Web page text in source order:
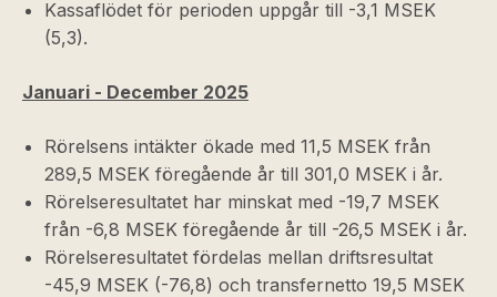
Kassaflödet för perioden uppgår till -3,1 MSEK
(5,3).
Januari - December 2025
Rörelsens intäkter ökade med 11,5 MSEK från
289,5 MSEK föregående år till 301,0 MSEK i år.
Rörelseresultatet har minskat med -19,7 MSEK
från -6,8 MSEK föregående år till -26,5 MSEK i år.
Rörelseresultatet fördelas mellan driftsresultat
-45,9 MSEK (-76,8) och transfernetto 19,5 MSEK